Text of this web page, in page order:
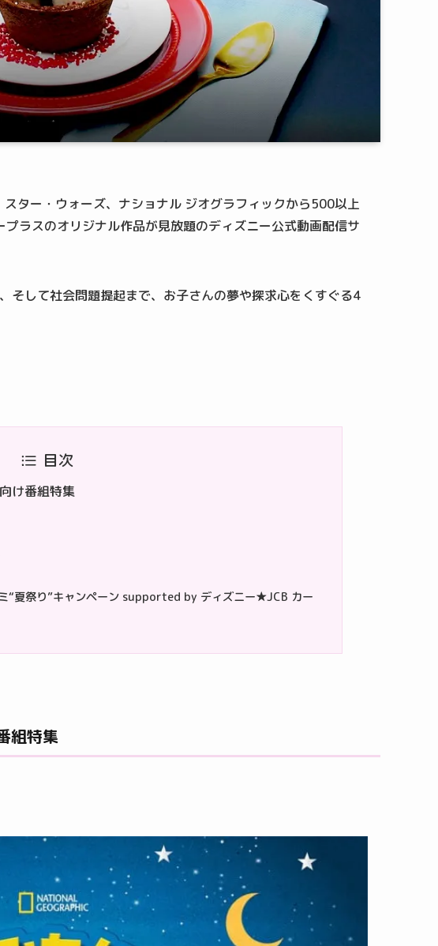
ター・ウォーズ、ナショナル ジオグラフィックから500以上
ラスのオリジナル作品が見放題のディズニー公式動画配信サ
そして社会問題提起まで、お子さんの夢や探求心をくすぐる4
目次
け番組特集
“夏祭り”キャンペーン supported by ディズニー★JCB カー
組特集